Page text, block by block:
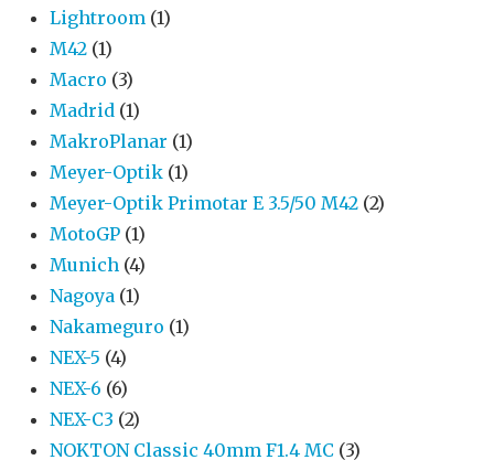
Lightroom (1)
M42 (1)
Macro (3)
Madrid (1)
MakroPlanar (1)
Meyer-Optik (1)
Meyer-Optik Primotar E 3.5/50 M42 (2)
MotoGP (1)
Munich (4)
Nagoya (1)
Nakameguro (1)
NEX-5 (4)
NEX-6 (6)
NEX-C3 (2)
NOKTON Classic 40mm F1.4 MC (3)